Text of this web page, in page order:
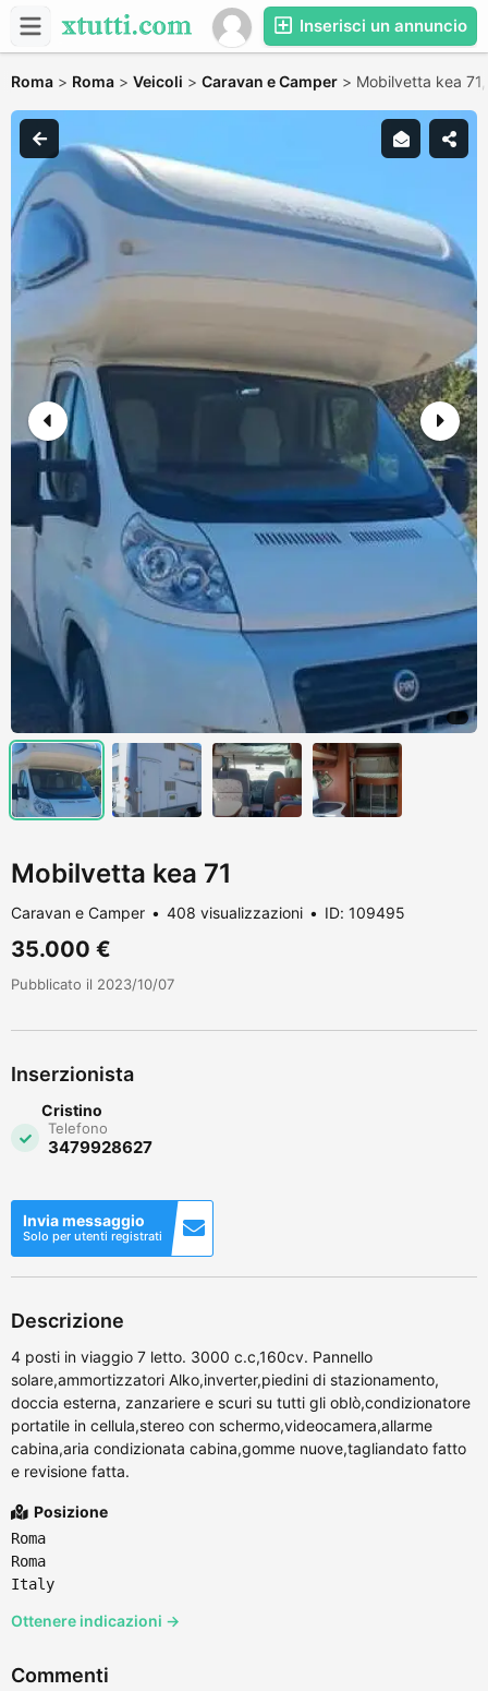
Inserisci un annuncio
Roma > Roma > Veicoli > Caravan e Camper > Mobilvetta kea
Mobilvetta kea 71
Caravan e Camper 408 visualizzazioni ID: 109495
35.000 €
Pubblicato il 2023/10/07
Inserzionista
Cristino
Telefono
3479928627
Invia messaggio
Solo per utenti registrati
Descrizione
4 posti in viaggio 7 letto. 3000 c.c,160cv. Pannello
solare,ammortizzatori Alko,inverter,piedini di stazionamento,
doccia esterna, zanzariere e scuri su tutti gli oblò,condizionatore
portatile in cellula,stereo con schermo,videocamera,allarme
cabina,aria condizionata cabina,gomme nuove,tagliandato fatto
e revisione fatta.
Posizione
Roma
Roma
Italy
Ottenere indicazioni →
Commenti